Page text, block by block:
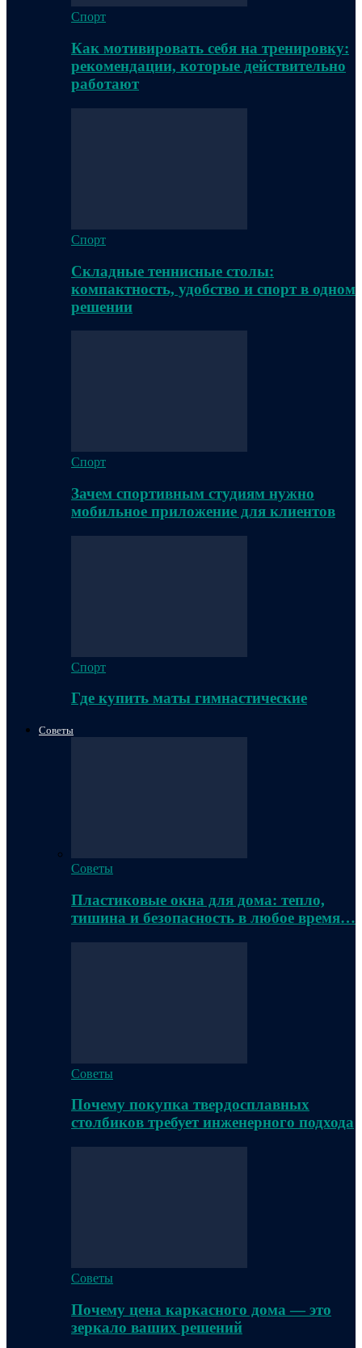
Спорт
Как мотивировать себя на тренировку:
рекомендации, которые действительно
работают
Спорт
Складные теннисные столы:
компактность, удобство и спорт в одном
решении
Спорт
Зачем спортивным студиям нужно
мобильное приложение для клиентов
Спорт
Где купить маты гимнастические
Советы
Советы
Пластиковые окна для дома: тепло,
тишина и безопасность в любое время…
Советы
Почему покупка твердосплавных
столбиков требует инженерного подхода
Советы
Почему цена каркасного дома — это
зеркало ваших решений